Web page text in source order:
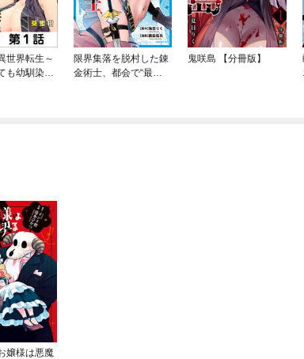
世界転生～
も幼馴染に
限界集落を脱村した錬
金術士、都会で“最
鬼咲島 【分冊版】
嬢様は悪魔